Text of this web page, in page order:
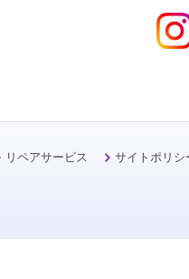
リペアサービス サイトポリシ